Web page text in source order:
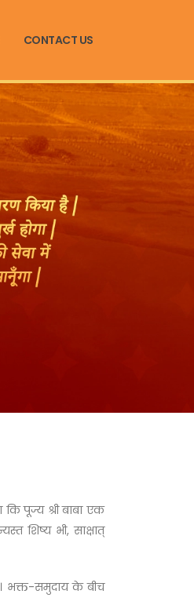
CONTACT US
पूज्य श्री बाबा एक
शिष्य भी, साक्षात्
भक्त-समुदाय के बीच